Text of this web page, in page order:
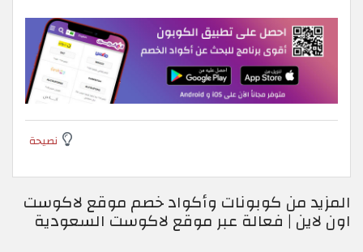
نصيحة
المزيد من كوبونات وأكواد خصم موقع لاكوست
اون لاين | فعالة عبر موقع لاكوست السعودية